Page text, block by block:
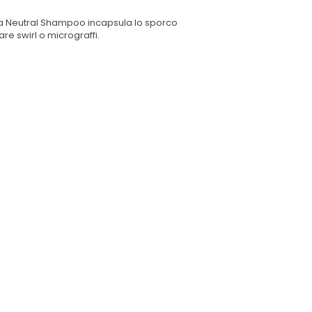
Neutral Shampoo incapsula lo sporco
swirl o micrograffi.